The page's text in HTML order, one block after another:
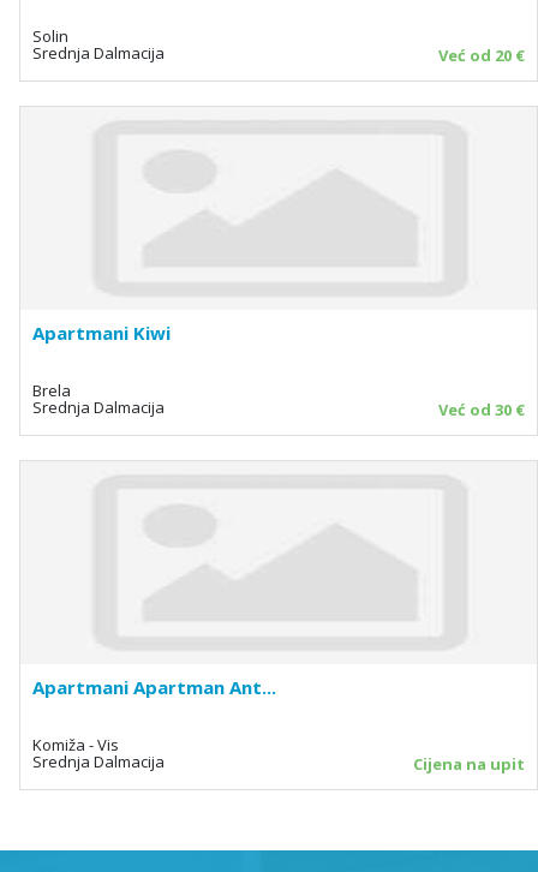
Solin
Srednja Dalmacija Već od 20 €
Apartmani Kiwi
Brela
Srednja Dalmacija Već od 30 €
Apartmani Apartman Ant...
Komiža - Vis
Srednja Dalmacija Cijena na upit